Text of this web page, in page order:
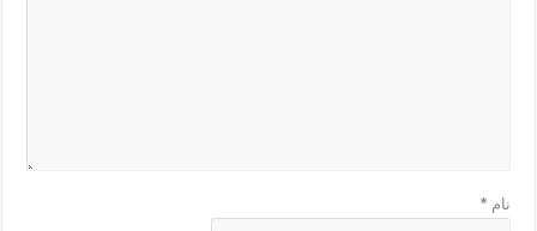
نام*